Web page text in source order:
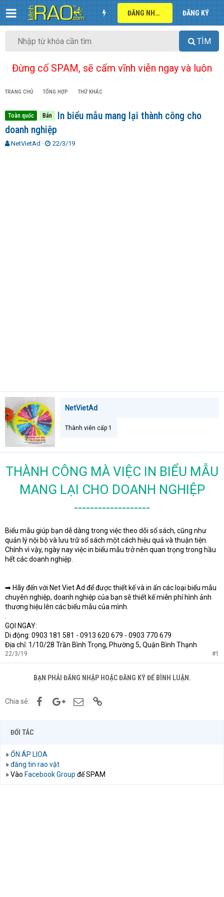
ĐĂNG NHẬP ĐĂNG KÝ
TÌM
Đừng cố SPAM, sẽ cấm vĩnh viễn ngay và luôn
TRANG CHỦ TỔNG HỢP THỨ KHÁC
Toàn quốc Bán
In biểu mẫu mang lại thành công cho
doanh nghiệp
T
NetVietAd
N
22/3/19
NetVietAd
Thành viên cấp 1
THÀNH CÔNG MÀ VIỆC IN BIỂU MẪU
MANG LẠI CHO DOANH NGHIỆP
-------------------
Biểu mẫu giúp bạn dễ dàng trong việc theo dõi sổ sách, cũng như
quản lý nội bộ và lưu trữ sổ sách một cách hiệu quả và thuận tiện.
Chính vì vậy, ngày nay việc in biểu mẫu trở nên quan trọng trong hầu
hết các doanh nghiệp.
➡ Hãy đến với Net Viet Ad để được thiết kế và in ấn các loại biểu mẫu
chuyên nghiệp, doanh nghiệp của bạn sẽ thiết kế miễn phí hình ảnh
thương hiệu lên các biểu mẫu của mình.
.
GỌI NGAY:
Di động: 0903 181 581 - 0913 620 679 - 0903 770 679
Địa chỉ: 1/10/28 Trần Bình Trọng, Phường 5, Quận Bình Thạnh
22/3/19 #1
BẠN PHẢI ĐĂNG NHẬP HOẶC ĐĂNG KÝ ĐỂ BÌNH LUẬN.
Chia sẻ: FacebookGoogle+Email
ĐỐI TÁC
» ỔN ÁP LIOA
» đăng tin rao vặt
» Vào Facebook Group để SPAM